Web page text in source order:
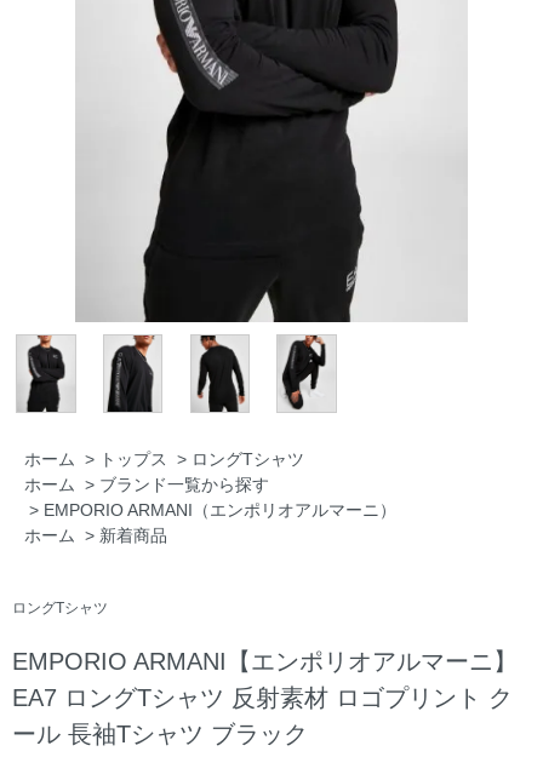
ホーム > トップス > ロングTシャツ
ホーム
> ブランド一覧から探す
> EMPORIO ARMANI（エンポリオアルマーニ）
ホーム
> 新着商品
ロングTシャツ
EMPORIO ARMANI【エンポリオアルマーニ】
EA7 ロングTシャツ 反射素材 ロゴプリント ク
ール 長袖Tシャツ ブラック